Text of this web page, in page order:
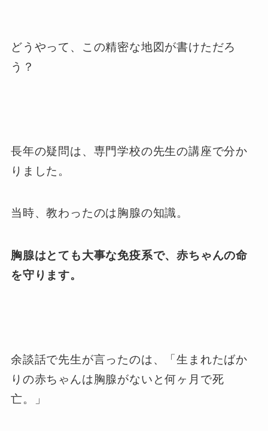
どうやって、この精密な地図が書けただろ
う？
長年の疑問は、専門学校の先生の講座で分か
りました。
当時、教わったのは胸腺の知識。
胸腺はとても大事な免疫系で、赤ちゃんの命
を守ります。
余談話で先生が言ったのは、「生まれたばか
りの赤ちゃんは胸腺がないと何ヶ月で死
亡。」